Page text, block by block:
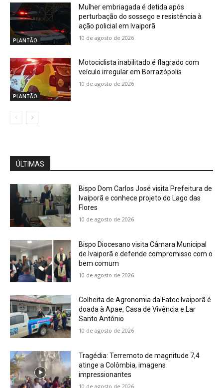
PLANTÃO
Mulher embriagada é detida após
perturbação do sossego e resistência à
ação policial em Ivaiporã
10 de agosto de 2026
PLANTÃO
Motociclista inabilitado é flagrado com
veículo irregular em Borrazópolis
10 de agosto de 2026
ÚLTIMAS
Bispo Dom Carlos José visita Prefeitura de
Ivaiporã e conhece projeto do Lago das
Flores
10 de agosto de 2026
Bispo Diocesano visita Câmara Municipal
de Ivaiporã e defende compromisso com o
bem comum
10 de agosto de 2026
Colheita de Agronomia da Fatec Ivaiporã é
doada à Apae, Casa de Vivência e Lar
Santo Antônio
10 de agosto de 2026
Tragédia: Terremoto de magnitude 7,4
atinge a Colômbia, imagens
impressionantes
10 de agosto de 2026